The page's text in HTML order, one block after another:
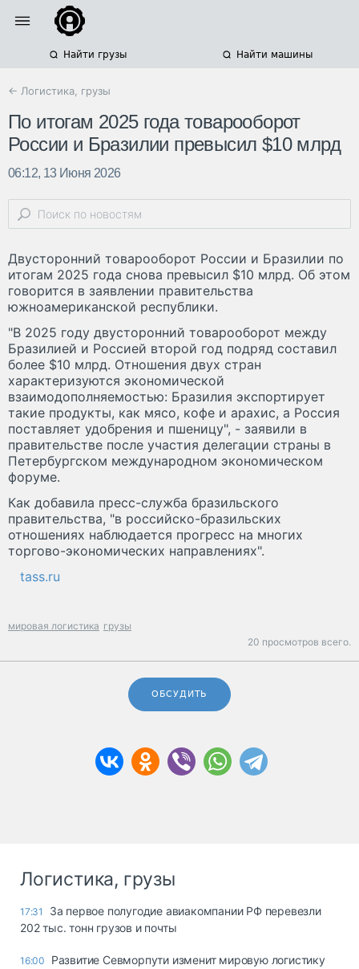
Найти грузы Найти машины
← Логистика, грузы
По итогам 2025 года товарооборот
России и Бразилии превысил $10 млрд
06:12, 13 Июня 2026
Двусторонний товарооборот России и Бразилии по
итогам 2025 года снова превысил $10 млрд. Об этом
говорится в заявлении правительства
южноамериканской республики.
"В 2025 году двусторонний товарооборот между
Бразилией и Россией второй год подряд составил
более $10 млрд. Отношения двух стран
характеризуются экономической
взаимодополняемостью: Бразилия экспортирует
такие продукты, как мясо, кофе и арахис, а Россия
поставляет удобрения и пшеницу", - заявили в
правительстве после участия делегации страны в
Петербургском международном экономическом
форуме.
Как добавила пресс-служба бразильского
правительства, "в российско-бразильских
отношениях наблюдается прогресс на многих
торгово-экономических направлениях".
tass.ru
мировая логистика грузы
20 просмотров всего.
ОБСУДИТЬ
Логистика, грузы
17:31
За первое полугодие авиакомпании РФ перевезли
202 тыс. тонн грузов и почты
16:00
Развитие Севморпути изменит мировую логистику